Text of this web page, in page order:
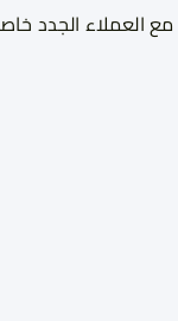
العملاء الجدد